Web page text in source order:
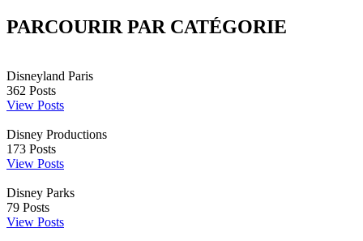
PARCOURIR PAR CATÉGORIE
Disneyland Paris
362 Posts
View Posts
Disney Productions
173 Posts
View Posts
Disney Parks
79 Posts
View Posts